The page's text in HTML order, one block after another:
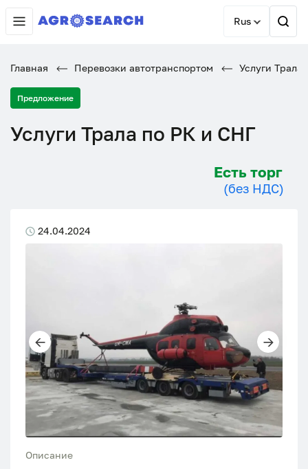
Rus
Главная Перевозки автотранспортом Услуги
Предложение
Услуги Трала по РК и СНГ
Есть торг
(без НДС)
24.04.2024
Описание